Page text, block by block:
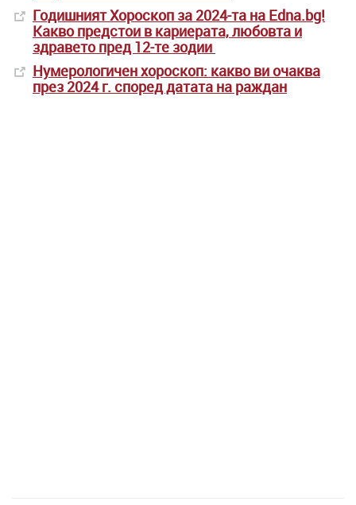
Годишният Хороскоп за 2024-та на Edna.bg!
Какво предстои в кариерата, любовта и
здравето пред 12-те зодии
Нумерологичен хороскоп: какво ви очаква
през 2024 г. според датата на раждан